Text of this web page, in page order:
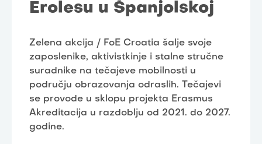
Erolesu u Španjolskoj
Zelena akcija / FoE Croatia šalje svoje
zaposlenike, aktivistkinje i stalne stručne
suradnike na tečajeve mobilnosti u
području obrazovanja odraslih. Tečajevi
se provode u sklopu projekta Erasmus
Akreditacija u razdoblju od 2021. do 2027.
godine.